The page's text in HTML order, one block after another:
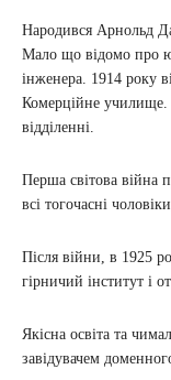
Народився Арнольд
Мало що відомо про
інженера. 1914 року
Комерційне училище.
відділенні.
Перша світова війна
всі тогочасні
Після війни, в 1925
гірничий інститут і
Якісна освіта та
завідувачем